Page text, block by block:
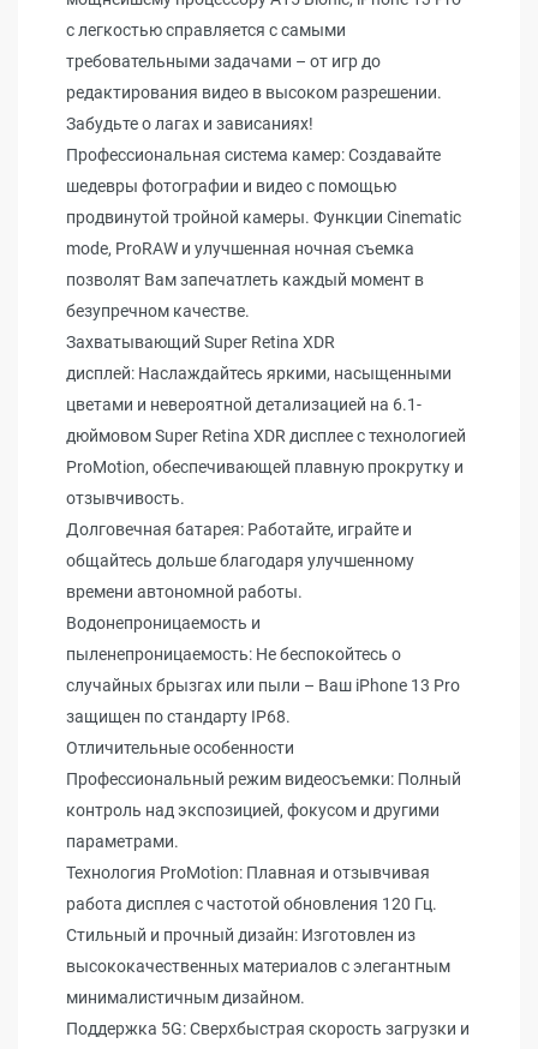
с легкостью справляется с самыми
требовательными задачами – от игр до
редактирования видео в высоком разрешении.
Забудьте о лагах и зависаниях!
Профессиональная система камер: Создавайте
шедевры фотографии и видео с помощью
продвинутой тройной камеры. Функции Cinematic
mode, ProRAW и улучшенная ночная съемка
позволят Вам запечатлеть каждый момент в
безупречном качестве.
Захватывающий Super Retina XDR
дисплей: Наслаждайтесь яркими, насыщенными
цветами и невероятной детализацией на 6.1-
дюймовом Super Retina XDR дисплее с технологией
ProMotion, обеспечивающей плавную прокрутку и
отзывчивость.
Долговечная батарея: Работайте, играйте и
общайтесь дольше благодаря улучшенному
времени автономной работы.
Водонепроницаемость и
пыленепроницаемость: Не беспокойтесь о
случайных брызгах или пыли – Ваш iPhone 13 Pro
защищен по стандарту IP68.
Отличительные особенности
Профессиональный режим видеосъемки: Полный
контроль над экспозицией, фокусом и другими
параметрами.
Технология ProMotion: Плавная и отзывчивая
работа дисплея с частотой обновления 120 Гц.
Стильный и прочный дизайн: Изготовлен из
высококачественных материалов с элегантным
минималистичным дизайном.
Поддержка 5G: Сверхбыстрая скорость загрузки и